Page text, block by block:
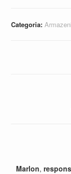
Categoria:
Marlon,